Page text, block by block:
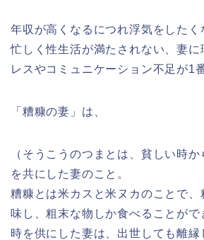
年収が高くなるにつれ浮気をしたく
忙しく性生活が満たされない、妻に
レスやコミュニケーション不足が1
「糟糠の妻」は、
（そうこうのつまとは、貧しい時
を共にした妻のこと。
糟糠とは米カスと米ヌカのことで、
味し、粗末な物しか食べることがで
時を供にした妻は、出世しても離縁